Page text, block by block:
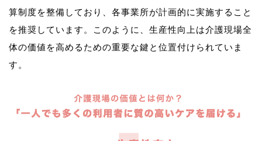
算制度を整備しており、各事業所が計画的に実施すること
を推奨しています。このように、生産性向上は介護現場全
体の価値を高めるための重要な鍵と位置付けられていま